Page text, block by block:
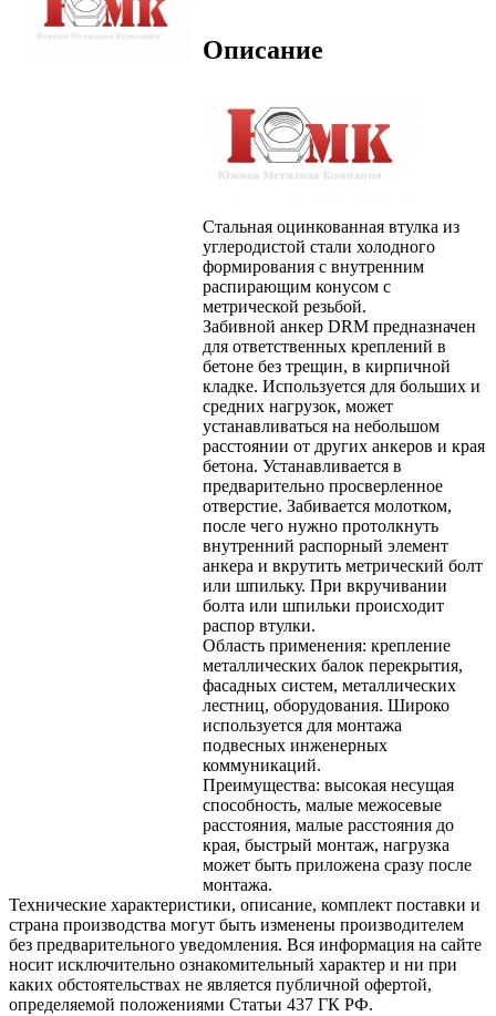
Описание
Стальная оцинкованная втулка из
углеродистой стали холодного
формирования с внутренним
распирающим конусом с
метрической резьбой.
Забивной анкер DRM предназначен
для ответственных креплений в
бетоне без трещин, в кирпичной
кладке. Используется для больших и
средних нагрузок, может
устанавливаться на небольшом
расстоянии от других анкеров и края
бетона. Устанавливается в
предварительно просверленное
отверстие. Забивается молотком,
после чего нужно протолкнуть
внутренний распорный элемент
анкера и вкрутить метрический болт
или шпильку. При вкручивании
болта или шпильки происходит
распор втулки.
Область применения: крепление
металлических балок перекрытия,
фасадных систем, металлических
лестниц, оборудования. Широко
используется для монтажа
подвесных инженерных
коммуникаций.
Преимущества: высокая несущая
способность, малые межосевые
расстояния, малые расстояния до
края, быстрый монтаж, нагрузка
может быть приложена сразу после
монтажа.
Технические характеристики, описание, комплект поставки и
страна производства могут быть изменены производителем
без предварительного уведомления. Вся информация на сайте
носит исключительно ознакомительный характер и ни при
каких обстоятельствах не является публичной офертой,
определяемой положениями Статьи 437 ГК РФ.